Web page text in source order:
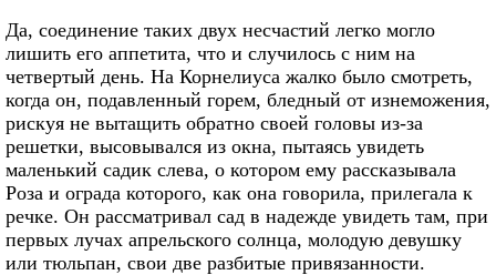
Да, соединение таких двух несчастий легко могло
лишить его аппетита, что и случилось с ним на
четвертый день. На Корнелиуса жалко было смотреть,
когда он, подавленный горем, бледный от изнеможения,
рискуя не вытащить обратно своей головы из-за
решетки, высовывался из окна, пытаясь увидеть
маленький садик слева, о котором ему рассказывала
Роза и ограда которого, как она говорила, прилегала к
речке. Он рассматривал сад в надежде увидеть там, при
первых лучах апрельского солнца, молодую девушку
или тюльпан, свои две разбитые привязанности.